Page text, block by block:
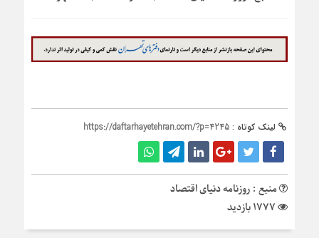
لینک کوتاه : https://daftarhayetehran.com/?p=4245
منبع : روزنامه دنیای اقتصاد